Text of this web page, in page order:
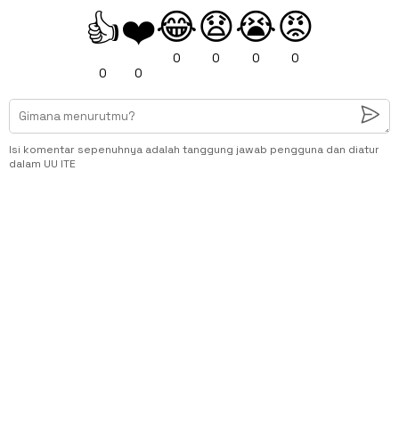
👍
0
❤️
0
😂
0
😧
0
😭
0
😡
0
Isi komentar sepenuhnya adalah tanggung jawab pengguna dan diatur
dalam UU ITE